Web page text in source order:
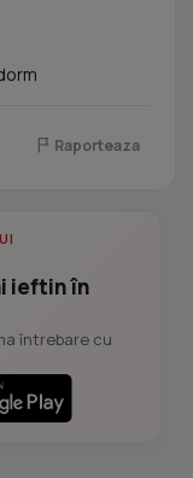
Raporteaza
ieftin în
întrebare cu